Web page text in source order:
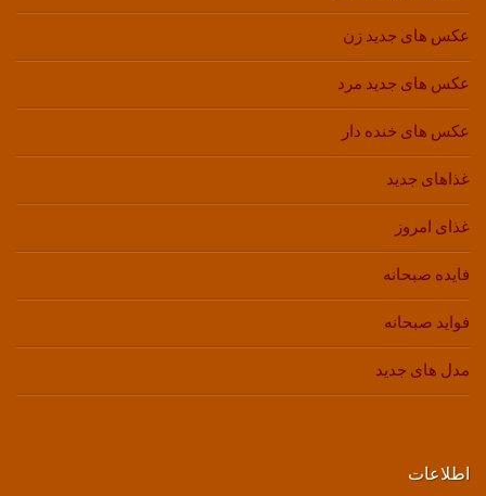
عکس های جدید زن
عکس های جدید مرد
عکس های خنده دار
غذاهای جدید
غذای امروز
فایده صبحانه
فواید صبحانه
مدل های جدید
اطلاعات